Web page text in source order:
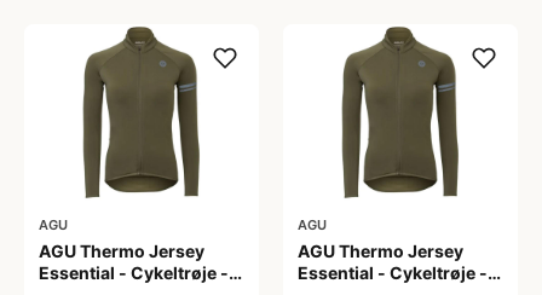
AGU
AGU Thermo Jersey
Essential - Cykeltrøje -
AGU
AGU Thermo Jersey
Essential - Cykeltrøje -